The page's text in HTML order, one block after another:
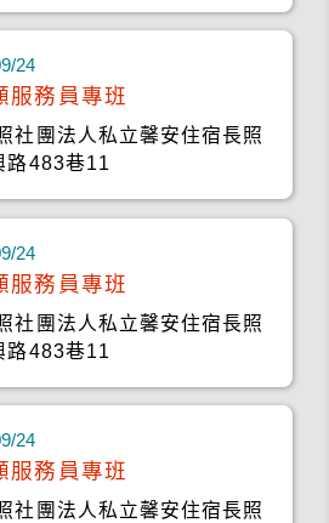
24
服務員專班
社團法人私立馨安住宿長照
興路483巷11
24
服務員專班
社團法人私立馨安住宿長照
興路483巷11
24
服務員專班
社團法人私立馨安住宿長照